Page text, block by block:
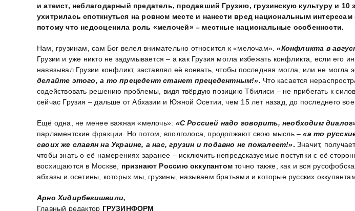
и атеист, неблагодарный предатель, продавший Грузию, грузинскую культуру и
ухитрилась споткнуться на ровном месте и нанести вред национальным
потому что недооценила роль «мелочей» – местные национальные особенности.
Нам, грузинам, сам Бог велел внимательно относится к «мелочам».«Конфликта в
Грузии и уже никто не задумывается – а как Грузия могла избежать конфликта, если
навязывал Грузии конфликт, заставлял её воевать, чтобы последняя могла, или не могла
делайте этого, а то прецедент станет прецедентным!». Что касается
содействовать решению проблемы, видя твёрдую позицию Тбилиси – не прибегать к
сейчас Грузия – дальше от Абхазии и Южной Осетии, чем 15 лет назад, до последнего
Ещё одна, не менее важная «мелочь»: «С Россией надо говорить, необходим
парламентские фракции. Но потом, вполголоса, продолжают свою мысль –«а то
своих же славян на Украине, а нас, грузин и подавно не пожалеет!». Значит,
чтобы знать о её намерениях заранее – исключить непредсказуемые поступки с её
восхищаются в Москве, признают Россию оккупантом точно также, как и вся
абхазы и осетины, которых мы, грузины, называем братьями и которые русских
Арно Хидирбегишвили,
Главный редактор ГРУЗИНФОРМ